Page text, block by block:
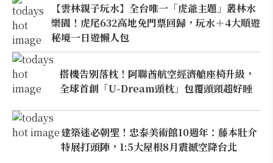
【雲林親子玩水】全台唯一「虎爺主題」叢林水
樂園！虎尾632高地免門票回歸，玩水＋4大順遊
秘境一日遊懶人包
搭機告別落枕！阿聯酋航空經濟艙座椅升級，
全球首創「U-Dream頭枕」包覆頭頸超好睡
建築迷必朝聖！忠泰美術館10週年：藤本壯介
特展打頭陣，1:5大屋根8月震撼空降台北